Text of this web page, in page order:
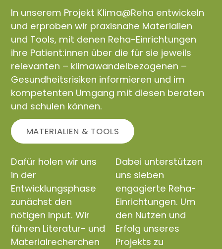
In unserem Projekt Klima@Reha entwickeln
und erproben wir praxisnahe Materialien
und Tools, mit denen Reha-Einrichtungen
ihre Patient:innen über die für sie jeweils
relevanten – klimawandelbezogenen –
Gesundheitsrisiken informieren und im
kompetenten Umgang mit diesen beraten
und schulen können.
MATERIALIEN & TOOLS
Dafür holen wir uns
in der
Entwicklungsphase
zunächst den
nötigen Input. Wir
führen Literatur- und
Materialrecherchen
Dabei unterstützen
uns sieben
engagierte Reha-
Einrichtungen. Um
den Nutzen und
Erfolg unseres
Projekts zu